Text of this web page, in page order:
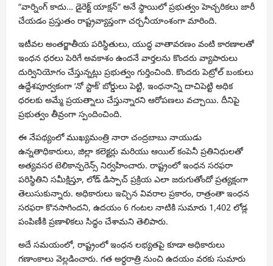
“వార్నింగ్ కాదు… డైరెక్ట్ యాక్షన్” అనే స్థాయిలో ప్రభుత్వం హెచ్చరికలు జారీ
చేయడం ప్రస్తుతం రాష్ట్రవ్యాప్తంగా చర్చనీయాంశంగా మారింది.
ఇటీవల అంతర్జాతీయ పరిస్థితులు, యుద్ధ వాతావరణం వంటి కారణాలతో
ఇంధన ధరలు పెరిగే అవకాశం ఉందనే వార్తలను కొందరు వ్యాపారులు
దుర్వినియోగం చేస్తున్నట్లు ప్రభుత్వం గుర్తించింది. కొందరు పెట్రోల్ బంకులు
ఉద్దేశపూర్వకంగా ‘నో స్టాక్’ బోర్డులు పెట్టి, ఇంధనాన్ని దాచిపెట్టి అధిక
ధరలకు అమ్మే ప్రయత్నాలు చేస్తున్నారని ఆరోపణలు వచ్చాయి. దీనిపై
ప్రభుత్వం తీవ్రంగా స్పందించింది.
ఈ నేపథ్యంలో ముఖ్యమంత్రి నారా చంద్రబాబు నాయుడు
ఉన్నతాధికారులు, జిల్లా కలెక్టర్లు మరియు ఆయిల్ కంపెనీ ప్రతినిధులతో
అత్యవసర టెలికాన్ఫరెన్స్ నిర్వహించారు. రాష్ట్రంలో ఇంధన సరఫరా
పరిస్థితిని సమీక్షిస్తూ, లోడ్ డిస్పాచ్ ప్రక్రియ ఎలా జరుగుతోందో ప్రత్యక్షంగా
తెలుసుకున్నారు. అధికారులు ఇచ్చిన వివరాల ప్రకారం, రాత్రంతా ఇంధన
సరఫరా కొనసాగిందని, ఉదయం 6 గంటల నాటికి సుమారు 1,402 లోడ్ల
పంపిణీకి ప్రణాళికలు సిద్ధం చేశామని తెలిపారు.
అదే సమయంలో, రాష్ట్రంలో ఇంధన లభ్యతపై కూడా అధికారులు
గణాంకాలు వెల్లడించారు. గత అర్ధరాత్రి నుంచి ఉదయం వరకు సుమారు